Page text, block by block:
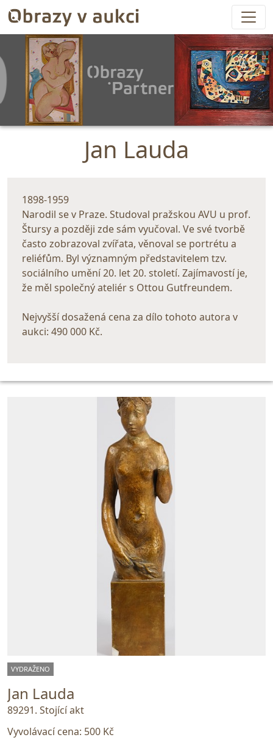
Jan Lauda
1898-1959
Narodil se v Praze. Studoval pražskou AVU u prof.
Štursy a později zde sám vyučoval. Ve své tvorbě
často zobrazoval zvířata, věnoval se portrétu a
reliéfům. Byl významným představitelem tzv.
sociálního umění 20. let 20. století. Zajímavostí je,
že měl společný ateliér s Ottou Gutfreundem.
Nejvyšší dosažená cena za dílo tohoto autora v
aukci: 490 000 Kč.
VYDRAŽENO
Jan Lauda
89291. Stojící akt
Vyvolávací cena: 500 Kč